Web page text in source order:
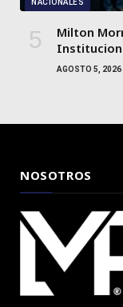
Milton
AGOSTO 5, 2026
NOSOTROS